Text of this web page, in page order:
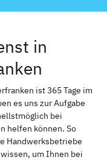
in
ist 365 Tage im
es uns zur Aufgabe
bei
helfen können. So
Handwerksbetriebe
um Ihnen bei